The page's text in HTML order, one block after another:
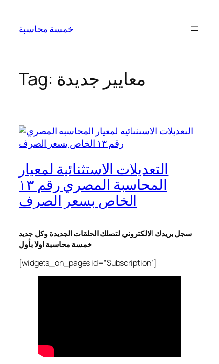
content
خمسة محاسبة
Tag: معايير جديدة
التعديلات الاستثنائية لمعيار
المحاسبة المصري رقم ١٣
الخاص بسعر الصرف
سجل بريدك الالكتروني لتصلك الحلقات الجديدة وكل جديد
خمسة محاسبة اولا بأول
[widgets_on_pages id=”Subscription”]